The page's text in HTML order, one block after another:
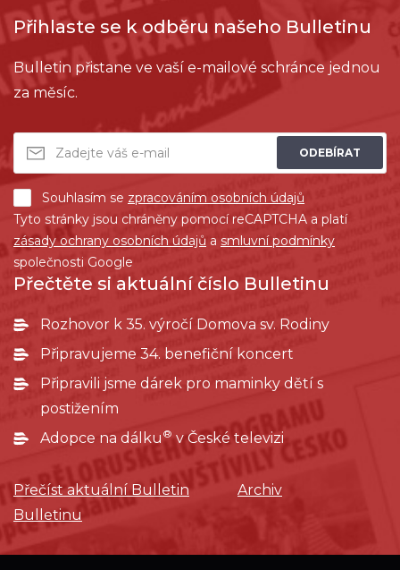
Přihlaste se k odběru našeho Bulletinu
Bulletin přistane ve vaší e-mailové schránce jednou
za měsíc.
ODEBÍRAT
Souhlasím se zpracováním osobních údajů
Tyto stránky jsou chráněny pomocí reCAPTCHA a platí
zásady ochrany osobních údajů a smluvní podmínky
společnosti Google
Přečtěte si aktuální číslo Bulletinu
Rozhovor k 35. výročí Domova sv. Rodiny
Připravujeme 34. benefiční koncert
Připravili jsme dárek pro maminky dětí s
postižením
Adopce na dálku ®v České televizi
Přečíst aktuální Bulletin
Archiv
Bulletinu